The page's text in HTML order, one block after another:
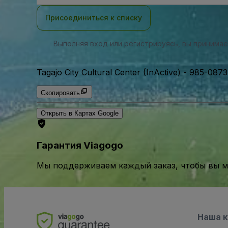
Присоединиться к списку
Выполняя вход или регистрируясь, вы
Tagajo City Cultural Center (InActive) - 985-
Скопировать
Открыть в Картах Google
Гарантия Viagogo
Мы поддерживаем каждый заказ, чтобы вы
Наша